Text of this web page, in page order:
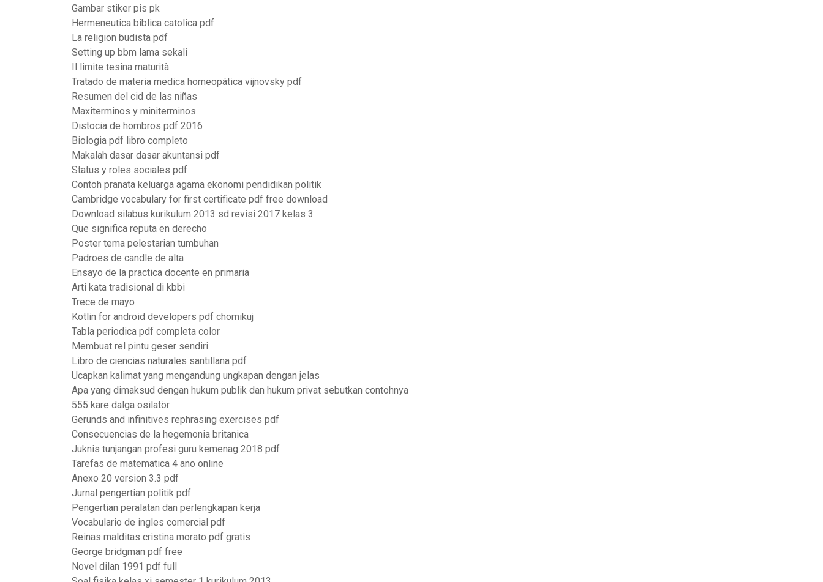
Gambar stiker pis pk
Hermeneutica biblica catolica pdf
La religion budista pdf
Setting up bbm lama sekali
Il limite tesina maturità
Tratado de materia medica homeopática vijnovsky pdf
Resumen del cid de las niñas
Maxiterminos y miniterminos
Distocia de hombros pdf 2016
Biologia pdf libro completo
Makalah dasar dasar akuntansi pdf
Status y roles sociales pdf
Contoh pranata keluarga agama ekonomi pendidikan politik
Cambridge vocabulary for first certificate pdf free download
Download silabus kurikulum 2013 sd revisi 2017 kelas 3
Que significa reputa en derecho
Poster tema pelestarian tumbuhan
Padroes de candle de alta
Ensayo de la practica docente en primaria
Arti kata tradisional di kbbi
Trece de mayo
Kotlin for android developers pdf chomikuj
Tabla periodica pdf completa color
Membuat rel pintu geser sendiri
Libro de ciencias naturales santillana pdf
Ucapkan kalimat yang mengandung ungkapan dengan jelas
Apa yang dimaksud dengan hukum publik dan hukum privat sebutkan contohnya
555 kare dalga osilatör
Gerunds and infinitives rephrasing exercises pdf
Consecuencias de la hegemonia britanica
Juknis tunjangan profesi guru kemenag 2018 pdf
Tarefas de matematica 4 ano online
Anexo 20 version 3.3 pdf
Jurnal pengertian politik pdf
Pengertian peralatan dan perlengkapan kerja
Vocabulario de ingles comercial pdf
Reinas malditas cristina morato pdf gratis
George bridgman pdf free
Novel dilan 1991 pdf full